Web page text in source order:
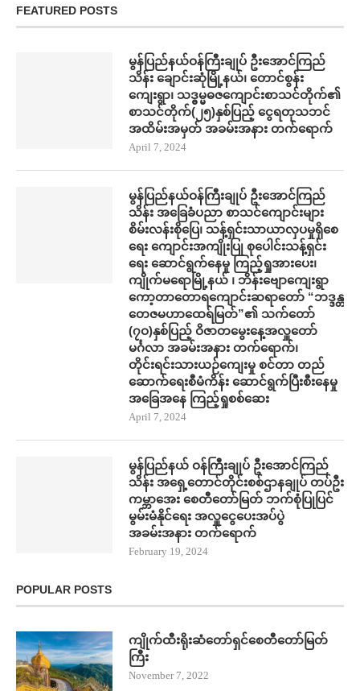
FEATURED POSTS
မွန်ပြည်နယ်ဝန်ကြီးချုပ် ဦးအောင်ကြည်
သိန်း ချောင်းဆုံမြို့နယ်၊ တောင်စွန်း
ကျေးရွာ၊ သဒ္ဓမ္မဓဇကျောင်းစာသင်တိုက်၏
စာသင်တိုက်(၂၅)နှစ်ပြည့် ငွေရတုသဘင်
အထိမ်းအမှတ် အခမ်းအနား တက်​ရောက်
April 7, 2024
မွန်ပြည်နယ်ဝန်ကြီးချုပ် ဦးအောင်ကြည်
သိန်း အ​ခြေခံပညာ စာသင်​ကျောင်းများ
စိမ်းလန်းစို​​ပြေ​၊ သန့်ရှင်းသာယာလှ​ပ​မှုရှိ​စေ
ရေး ကျောင်းအကျိုးပြု စု​ပေါင်းသန့်ရှင်း​
ရေး ​ဆောင်ရွက်နေမှု ကြည့်ရှုအား​ပေး၊
ကျိုက်မရောမြို့နယ် ၊ ဘိန်းဗျောကျေးရွာ
ကော့တာတောရကျောင်းဆရာတော် “ဘဒ္ဒန္တ
တေဇမဟာထေရ်မြတ်”၏ သက်တော်
(၇ဝ)နှစ်ပြည့် ဝိဇာတမွေးနေ့အလှူတော်
မင်္ဂလာ အခမ်းအနား တက်​ရောက်၊
တိုင်းရင်းသားယဉ်ကျေးမှု စင်တာ တည်​
ဆောက်​ရေးစီမံကိန်း ​ဆောင်ရွက်ပြီးစီး​နေမှု
အ​ခြေအ​နေ ကြည့်ရှုစစ်​ဆေး
April 7, 2024
မွန်ပြည်နယ် ဝန်ကြီးချုပ် ဦး​အောင်ကြည်
သိန်း အရှေ့တောင်တိုင်းစစ်ဌာနချုပ် တပ်ဦး
ကမ္ဘာ​အေး စေတီ​တော်မြတ် ဘက်စုံပြုပြင်
မွမ်းမံနိုင်​ရေး အလှူ​ငွေ​ပေးအပ်ပွဲ
အခမ်းအနား တက်​ရောက်
February 19, 2024
POPULAR POSTS
ကျိုက်ထီးရိုးဆံတော်ရှင်စေတီတော်မြတ်
ကြီး
November 7, 2022